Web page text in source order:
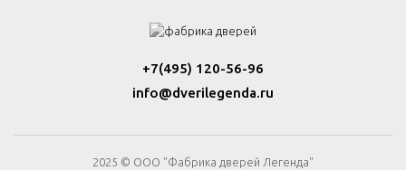
+7(495) 120-56-96
info@dverilegenda.ru
2025 © ООО "Фабрика дверей Легенда"